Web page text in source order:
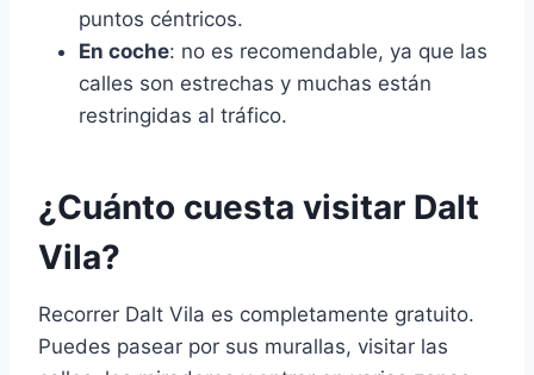
puntos céntricos.
En coche: no es recomendable, ya que las
calles son estrechas y muchas están
restringidas al tráfico.
¿Cuánto cuesta visitar Dalt
Vila?
Recorrer Dalt Vila es completamente gratuito.
Puedes pasear por sus murallas, visitar las